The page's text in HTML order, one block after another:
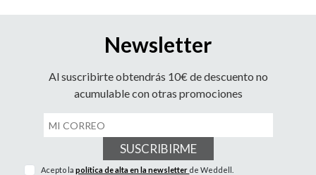
Newsletter
Al suscribirte obtendrás 10€ de descuento no
acumulable con otras promociones
SUSCRIBIRME
Acepto lapolítica de alta en la newsletter de Weddell.